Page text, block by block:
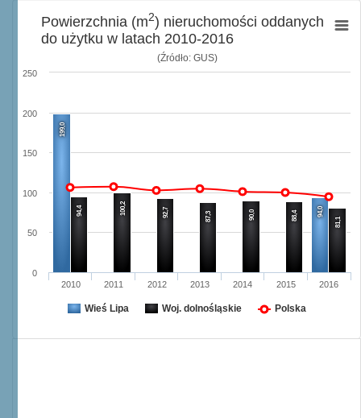
(Źródło: GUS)
199,0
94,0
94,4 100,2 92,7 87,3 90,0 88,4
81,1
2010 2011 2012 2013 2014 2015 2016
0
50
100
150
200
250
Powierzchnia (m2) nieruchomości oddanych
do użytku w latach 2010-2016
Wieś Lipa Woj. dolnośląskie Polska